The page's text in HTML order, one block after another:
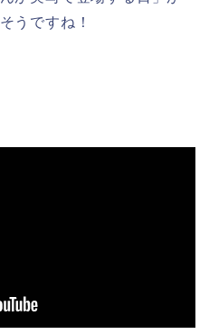
うですね！